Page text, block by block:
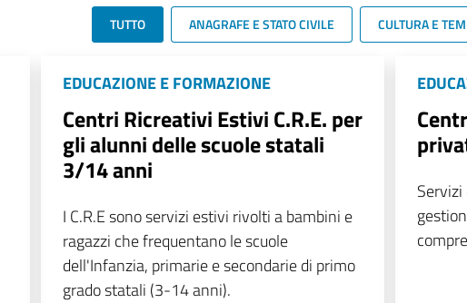
TUTTO ANAGRAFE E STATO CIVILE CULTURA E
EDUCAZIONE E FORMAZIONE
Centri Ricreativi Estivi C.R.E. per
gli alunni delle scuole statali
3/14 anni
I C.R.E sono servizi estivi rivolti a bambini e
ragazzi che frequentano le scuole
dell'Infanzia, primarie e secondarie di primo
grado statali (3-14 anni).